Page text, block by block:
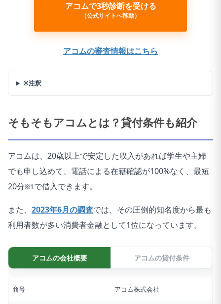
アコムで3秒診断を受ける
（公式サイトへ移動）
アコムの審査情報はこちら
※注釈
そもそもアコムとは？貸付条件も紹介
アコムは、20歳以上で安定した収入があれば学生や主婦
でも申し込めて、電話による在籍確認が100%なく、最短
20分※1 で借入できます。
また、 2023年6月の調査では、その圧倒的知名度から最も
利用者数が多い消費者金融として1位になっています。
アコムの会社概要 アコムの貸付条件
商号 アコム株式会社